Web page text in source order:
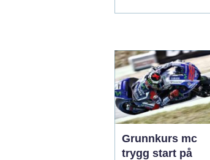
Grunnkurs mc
trygg start på